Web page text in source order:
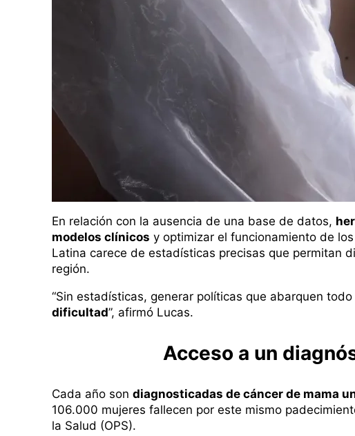
En relación con la ausencia de una base de datos,
modelos clínicos y optimizar el funcionamiento de
Latina carece de estadísticas precisas que permitan
región.
“Sin estadísticas, generar políticas que abarquen
dificultad”, afirmó Lucas.
Acceso a un
Cada año sondiagnosticadas de cáncer de mama
106.000 mujeres fallecen por este mismo
la Salud (OPS).